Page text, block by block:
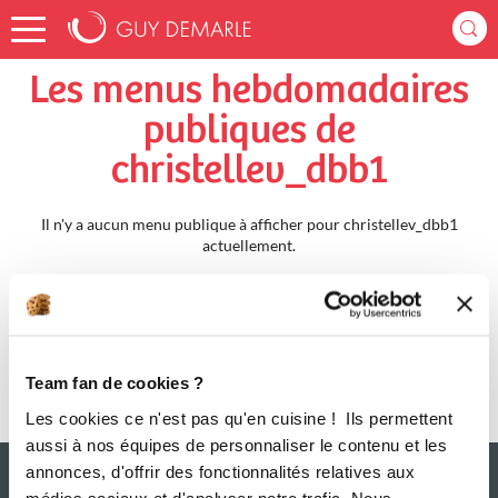
Team fan de cookies ?
Les cookies ce n'est pas qu'en cuisine ! Ils permettent
aussi à nos équipes de personnaliser le contenu et les
annonces, d'offrir des fonctionnalités relatives aux
Accueil christellev_dbb1
Les menus hebdomadaires
publiques de
christellev_dbb1
Il n'y a aucun menu publique à afficher pour christellev_dbb1
actuellement.